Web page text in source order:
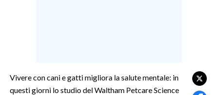
SPORT
RISULTATI E CLASSIFICHE
Vivere con cani e gatti migliora la salute mentale: in
questi giorni lo studio del Waltham Petcare Science